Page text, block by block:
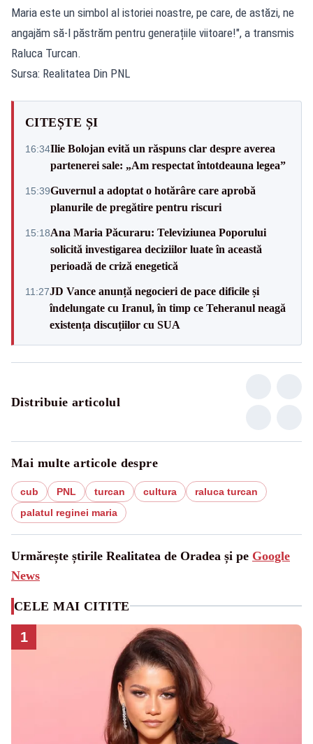
Maria este un simbol al istoriei noastre, pe care, de astăzi, ne
angajăm să-l păstrăm pentru generațiile viitoare!", a transmis
Raluca Turcan.
Sursa: Realitatea Din PNL
CITEȘTE ȘI
16:34Ilie Bolojan evită un răspuns clar despre averea
partenerei sale: „Am respectat întotdeauna legea”
15:39Guvernul a adoptat o hotărâre care aprobă
planurile de pregătire pentru riscuri
15:18Ana Maria Păcuraru: Televiziunea Poporului
solicită investigarea deciziilor luate în această
perioadă de criză enegetică
11:27JD Vance anunță negocieri de pace dificile și
îndelungate cu Iranul, în timp ce Teheranul neagă
existența discuțiilor cu SUA
Distribuie articolul
Mai multe articole despre
cub PNL turcan cultura
raluca turcan
palatul reginei maria
Urmărește știrile Realitatea de Oradea și pe Google
News
CELE MAI CITITE
1